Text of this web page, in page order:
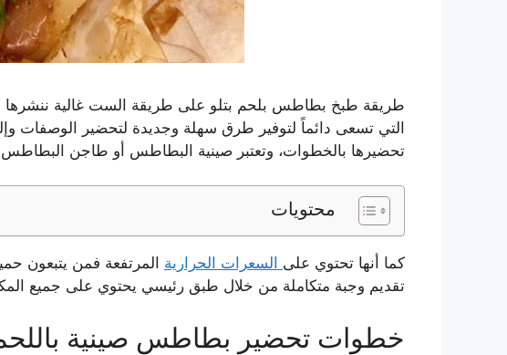
طريقة طبخ بطاطس بلحم بتلو على طريقة الست غالية
التي تسعى دائماً لتوفير طرق سهلة وجديدة لتحضير الوصفات
تحضيرها بالخطوات، وتعتبر صينية البطاطس أو طاجن البطاطس
محتويات
كما أنها تحتوي على السعرات الحرارية المرتفعة فمن يتبعون
تقديم وجبة متكاملة من خلال طبق رئيسي يحتوي على جميع
خطوات تحضير بطاطس صينية